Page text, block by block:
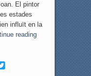
El pintor
estades
influït en la
reading
T